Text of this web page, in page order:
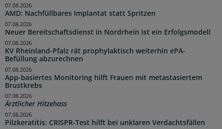
AMD: Nachfüllbares Implantat statt Spritzen
07.08.2026
Neuer Bereitschaftsdienst in Nordrhein ist ein Erfolgsmodell
07.08.2026
KV Rheinland-Pfalz rät prophylaktisch weiterhin ePA-
Befüllung abzurechnen
07.08.2026
App-basiertes Monitoring hilft Frauen mit metastasiertem
Brustkrebs
07.08.2026
Ärztlicher Hitzehass
07.08.2026
Pilzkeratitis: CRISPR-Test hilft bei unklaren Verdachtsfällen
07.08.2026